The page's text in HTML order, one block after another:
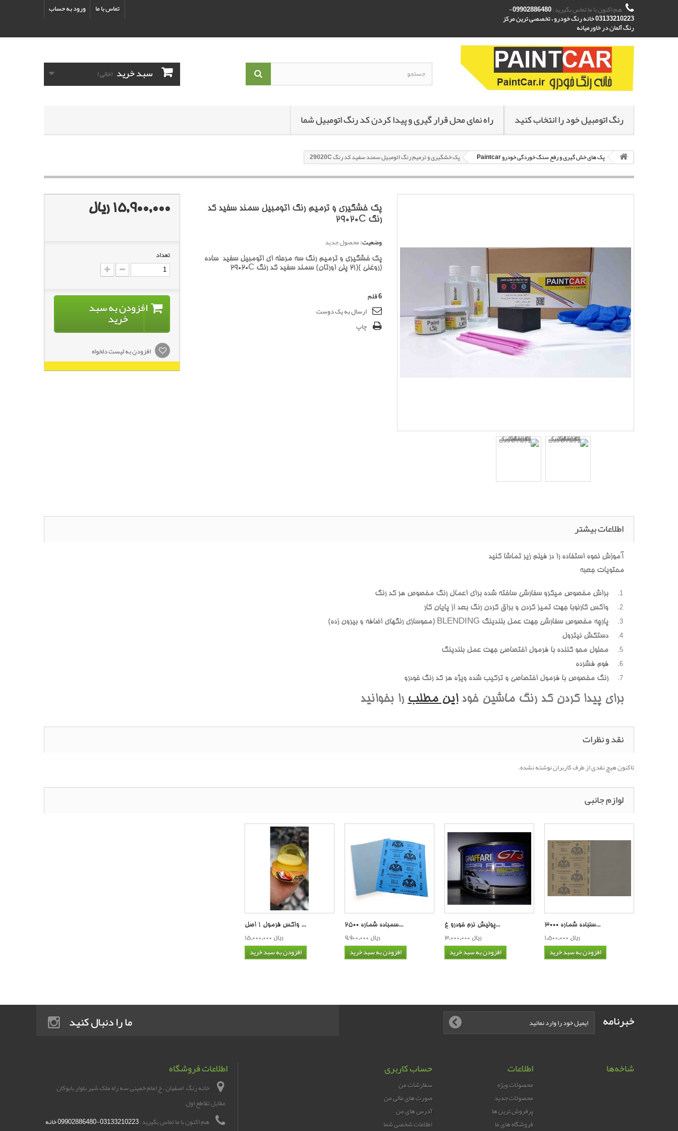
ورود به حساب تماس با ما هم اکنون با ما تماس بگیرید: 09902886480-
03133210223 خانه رنگ خودرو ، تخصصی ترین مرکز
رنگ آلمان در خاورمیانه
سبد خرید (خالی)
رنگ اتومبیل خود را انتخاب کنید راه نمای محل قرار گیری و پیدا کردن کد رنگ اتومبیل شما
پک های خش گیری و رفع سنگ خوردگی خودرو Paintcar پک خشگیری و ترمیم رنگ اتومبیل سمند سفید کد رنگ 29020C
پک خشگیری و ترمیم رنگ اتومبیل سمند سفید کد
رنگ 29020C
وضعیت:محصول جدید
پک خشگیری و ترمیم رنگ سه مرحله ای اتومبیل سفید ساده
(روغنی )(21 پلی اورتان) سمند سفید کد رنگ 29020C
6قلم
ارسال به یک دوست
چاپ
15,900,000 ریال
تعداد
افزودن به سبد
خرید
افزودن به لیست دلخواه
اطلاعات بیشتر
آموزش نحوه استفاده را در فیلم زیر تماشا کنید
محتویات جعبه
براش مخصوص میکرو سفارشی ساخته شده برای اعمال رنگ مخصوص هر کد رنگ
واکس کارنوبا جهت تمیز کردن و براق کردن رنگ بعد از پایان کار
پارچه مخصوص سفارشی جهت عمل بلندینگ BLENDING (محوسازی رنگهای اضافه و بیرون زده)
دستکش نیترول
محلول محو کننده با فرمول اختصاصی جهت عمل بلندینگ
فوم فشرده
رنگ مخصوص با فرمول اختصاصی و ترکیب شده ویژه هر کد رنگ خودرو
برای پیدا کردن کد رنگ ماشین خوداین مطلب را بخوانید
نقد و نظرات
تاکنون هیچ نقدی از طرف کاربران نوشته نشده.
لوازم جانبی
واکس فرمول 1 اصل ...
15,000,000 ریال
افزودن به سبد خرید
سمباده شماره 2500...
9,900,000 ریال
افزودن به سبد خرید
پولیش نرم خودرو غ...
3,000,000 ریال
افزودن به سبد خرید
سنباده شماره 3000...
1,500,000 ریال
افزودن به سبد خرید
خبرنامه ما را دنبال کنید
شاخه‌ها اطلاعات
محصولات ویژه
محصولات جدید
پرفروش ترین‌ ها
فروشگاه های ما
حساب کاربری
سفارشات من
صورت های مالی من
آدرس های من
اطلاعات شخصی شما
اطلاعات فروشگاه
خانه رنگ , اصفهان ، خ امام خمینی سه راه ملک شهر بلوار بابوکان
مقابل تقاطع اول
هم اکنون با ما تماس بگیرید:
03133210223-09902886480 خانه